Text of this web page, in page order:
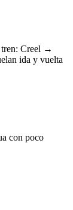
tren: Creel →
ida y vuelta
con poco